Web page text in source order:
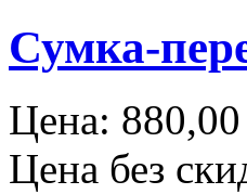
Сумка-
Цена:
Цена без